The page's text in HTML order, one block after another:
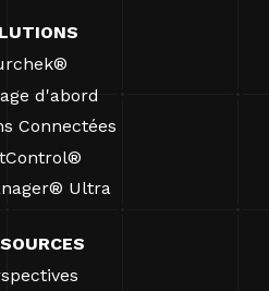
d'abord
Connectées
Ultra